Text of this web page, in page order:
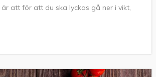
att för att du ska lyckas gå ner i vikt,